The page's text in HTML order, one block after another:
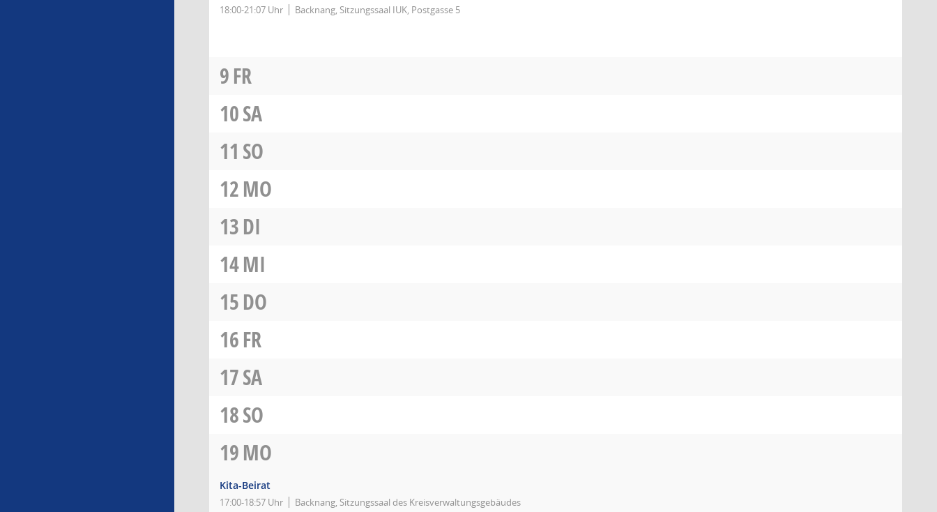
18:00-21:07 Uhr Backnang, Sitzungssaal IUK, Postgasse 5
9FR
10SA
11 SO
12MO
13DI
14MI
15DO
16FR
17SA
18SO
19MO
Kita-Beirat
17:00-18:57 Uhr Backnang, Sitzungssaal des Kreisverwaltungsgebäudes